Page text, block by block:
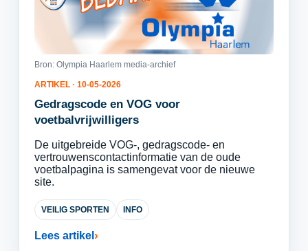
Bron: Olympia Haarlem media-archief
ARTIKEL · 10-05-2026
Gedragscode en VOG voor
voetbalvrijwilligers
De uitgebreide VOG-, gedragscode- en
vertrouwenscontactinformatie van de oude
voetbalpagina is samengevat voor de nieuwe
site.
VEILIG SPORTEN INFO
Lees artikel